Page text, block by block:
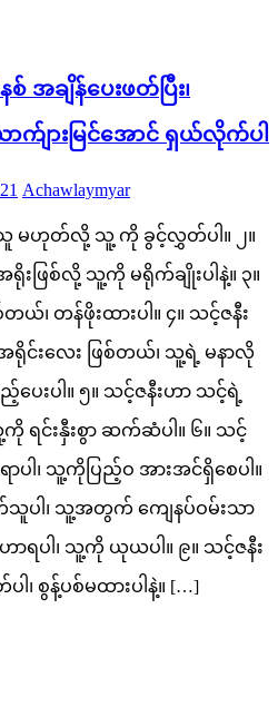
အချိန်ပေးဖတ်ပြီး၊
က်ျားမြင်အောင် ရှယ်လိုက်ပါ
Author
Achawlaymyar
မဟုတ်လို့ သူ့ ကို ခွင့်လွှတ်ပါ။ ၂။
ဖြစ်လို့ သူ့ကို မရိုက်ချိုးပါနဲ့။ ၃။
၊ တန်ဖိုးထားပါ။ ၄။ သင့်ဇနီး
ရိုင်းလေး ဖြစ်တယ်၊ သူ့ရဲ့ မနာလို
းပါ။ ၅။ သင့်ဇနီးဟာ သင့်ရဲ့
ရင်းနှီးစွာ ဆက်ဆံပါ။ ၆။ သင့်
ပါ၊ သူ့ကိုပြည့်ဝ အားအင်ရှိစေပါ။
ပါ၊ သူ့အတွက် ကျေနပ်ဝမ်းသာ
ာရပါ၊ သူ့ကို ယုယပါ။ ၉။ သင့်ဇနီး
စွန့်ပစ်မထားပါနဲ့။ […]